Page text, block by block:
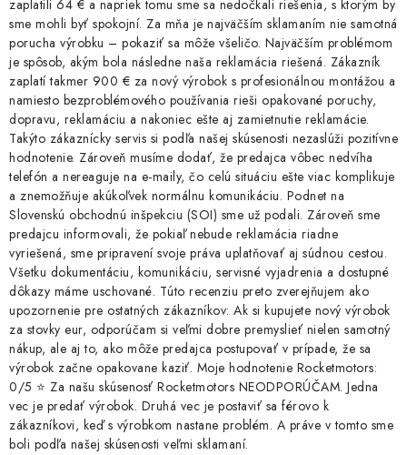
zaplatili 64 € a napriek tomu sme sa nedočkali riešenia, s ktorým by
sme mohli byť spokojní. Za mňa je najväčším sklamaním nie samotná
porucha výrobku – pokaziť sa môže všeličo. Najväčším problémom
je spôsob, akým bola následne naša reklamácia riešená. Zákazník
zaplatí takmer 900 € za nový výrobok s profesionálnou montážou a
namiesto bezproblémového používania rieši opakované poruchy,
dopravu, reklamáciu a nakoniec ešte aj zamietnutie reklamácie.
Takýto zákaznícky servis si podľa našej skúsenosti nezaslúži pozitívne
hodnotenie. Zároveň musíme dodať, že predajca vôbec nedvíha
telefón a nereaguje na e-maily, čo celú situáciu ešte viac komplikuje
a znemožňuje akúkoľvek normálnu komunikáciu. Podnet na
Slovenskú obchodnú inšpekciu (SOI) sme už podali. Zároveň sme
predajcu informovali, že pokiaľ nebude reklamácia riadne
vyriešená, sme pripravení svoje práva uplatňovať aj súdnou cestou.
Všetku dokumentáciu, komunikáciu, servisné vyjadrenia a dostupné
dôkazy máme uschované. Túto recenziu preto zverejňujem ako
upozornenie pre ostatných zákazníkov: Ak si kupujete nový výrobok
za stovky eur, odporúčam si veľmi dobre premyslieť nielen samotný
nákup, ale aj to, ako môže predajca postupovať v prípade, že sa
výrobok začne opakovane kaziť. Moje hodnotenie Rocketmotors:
0/5 ⭐ Za našu skúsenosť Rocketmotors NEODPORÚČAM. Jedna
vec je predať výrobok. Druhá vec je postaviť sa férovo k
zákazníkovi, keď s výrobkom nastane problém. A práve v tomto sme
boli podľa našej skúsenosti veľmi sklamaní.